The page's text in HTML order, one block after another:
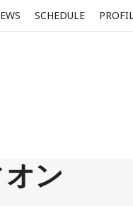
SCHEDULE
ン